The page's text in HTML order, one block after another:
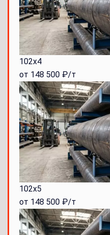
102x4
от 148 500 ₽/т
102x5
от 148 500 ₽/т